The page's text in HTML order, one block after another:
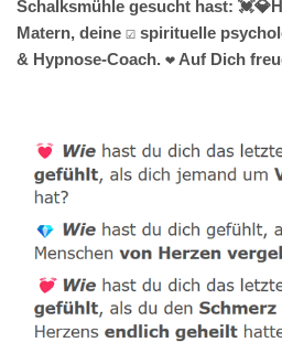
Schalksmühle gesucht hast:
Matern, deine ☑️ spirituelle
& Hypnose-Coach. ❤ Auf Dich